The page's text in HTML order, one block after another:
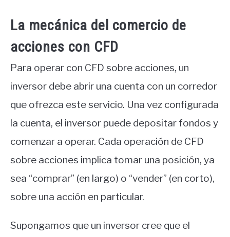
La mecánica del comercio de
acciones con CFD
Para operar con CFD sobre acciones, un
inversor debe abrir una cuenta con un corredor
que ofrezca este servicio. Una vez configurada
la cuenta, el inversor puede depositar fondos y
comenzar a operar. Cada operación de CFD
sobre acciones implica tomar una posición, ya
sea “comprar” (en largo) o “vender” (en corto),
sobre una acción en particular.
Supongamos que un inversor cree que el